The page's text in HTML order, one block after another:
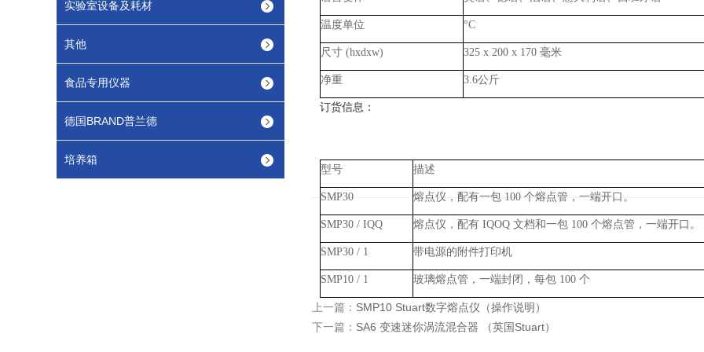
实验室设备及耗材
其他
食品专用仪器
德国BRAND普兰德
培养箱
温度单位 °C
尺寸 (hxdxw) 325 x 200 x 170 毫米
净重 3.6公斤
订货信息：
型号 描述
SMP30 熔点仪，配有一包100个熔点管，一端开口。
SMP30 / IQQ 熔点仪，配有 IQOQ 文档和一包 100 个熔点管，一端开口。
SMP30 / 1 带电源的附件打印机
SMP10 / 1 玻璃熔点管，一端封闭，每包 100 个
上一篇： SMP10 Stuart数字熔点仪（操作说明）
下一篇： SA6 变速迷你涡流混合器 （英国Stuart）